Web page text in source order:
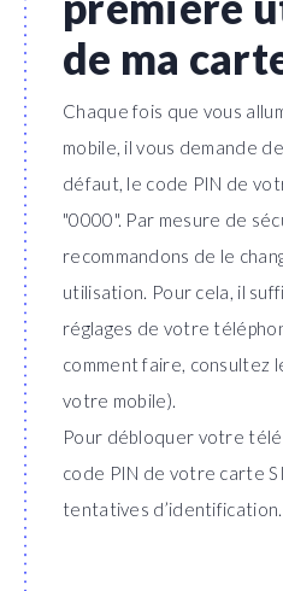
de ma
Chaque fois que vous
mobile, il vous demande
défaut, le code PIN de
"0000". Par mesure de
recommandons de le
utilisation. Pour cela, il
réglages de votre
comment faire, consultez
votre mobile).
Pour débloquer votre
code PIN de votre carte
tentatives d’identification.